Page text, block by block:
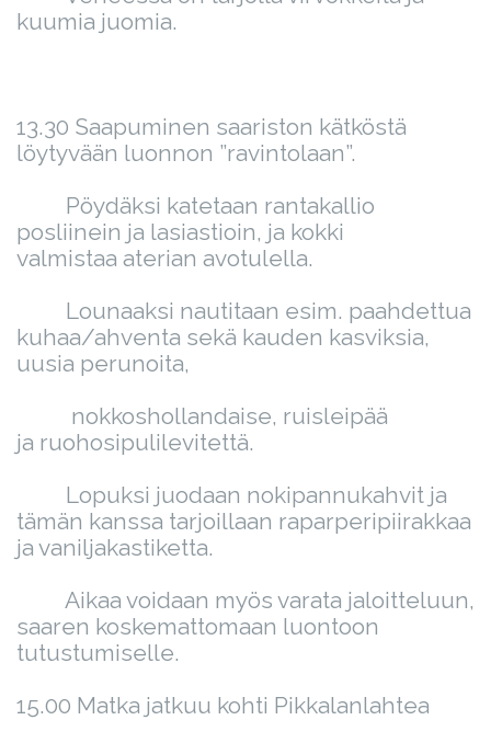
kuumia juomia.
13.30 Saapuminen saariston kätköstä
löytyvään luonnon ”ravintolaan”.
Pöydäksi katetaan rantakallio
posliinein ja lasiastioin, ja kokki
valmistaa aterian avotulella.
Lounaaksi nautitaan esim. paahdettua
kuhaa/ahventa sekä kauden kasviksia,
uusia perunoita,
nokkoshollandaise, ruisleipää
ja ruohosipulilevitettä.
Lopuksi juodaan nokipannukahvit ja
tämän kanssa tarjoillaan raparperipiirakkaa
ja vaniljakastiketta.
Aikaa voidaan myös varata jaloitteluun,
saaren koskemattomaan luontoon
tutustumiselle.
15.00 Matka jatkuu kohti Pikkalanlahtea